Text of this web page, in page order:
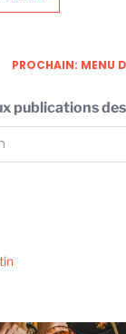
PROCHAIN: MENU
publications